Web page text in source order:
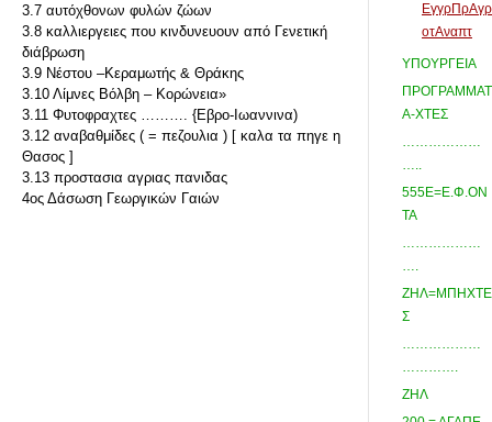
3.7 αυτόχθονων φυλών ζώων
3.8 καλλιεργειες που κινδυνευουν από Γενετική
διάβρωση
3.9 Νέστου –Κεραμωτής & Θράκης
3.10 Λίμνες Βόλβη – Κορώνεια»
3.11 Φυτοφραχτες ………. {Εβρο-Ιωαννινα)
3.12 αναβαθμίδες ( = πεζουλια ) [ καλα τα πηγε η
Θασος ]
3.13 προστασια αγριας πανιδας
4ος Δάσωση Γεωργικών Γαιών
ΕγγρΠρΑγρ
οτΑναπτ
ΥΠΟΥΡΓΕΙΑ
ΠΡΟΓΡΑΜΜΑΤ
Α-ΧΤΕΣ
………………
…..
555Ε=Ε.Φ.ΟΝ
ΤΑ
………………
….
ΖΗΛ=ΜΠΗΧΤΕ
Σ
………………
………….
ΖΗΛ